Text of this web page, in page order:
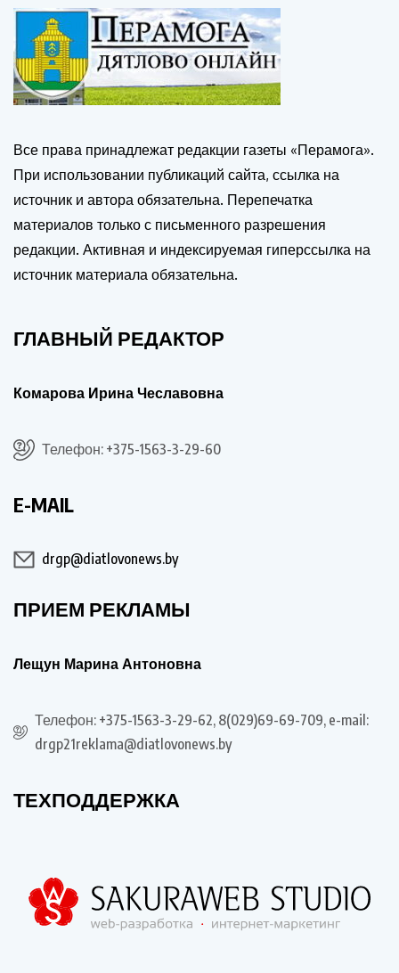
Все права принадлежат редакции газеты «Перамога».
При использовании публикаций сайта, ссылка на
источник и автора обязательна. Перепечатка
материалов только с письменного разрешения
редакции. Активная и индексируемая гиперссылка на
источник материала обязательна.
ГЛАВНЫЙ РЕДАКТОР
Комарова Ирина Чеславовна
Телефон: +375-1563-3-29-60
E-MAIL
drgp@diatlovonews.by
ПРИЕМ РЕКЛАМЫ
Лещун Марина Антоновна
Телефон: +375-1563-3-29-62, 8(029)69-69-709, e-mail:
drgp21reklama@diatlovonews.by
ТЕХПОДДЕРЖКА